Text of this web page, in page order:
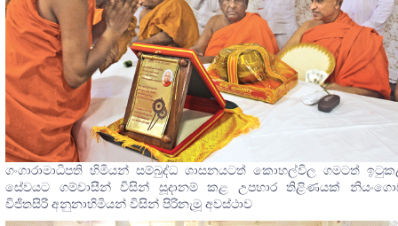
ගංගාරාමාධිපති හිමියන් සම්බුද්ධ ශාසනයටත් කොහල්විල ගමටත්
සේවයට ගම්වාසීන් විසින් සූදානම් කළ උපහාර තිළිණයක්
විජිතසිරි අනුනාහිමියන් විසින් පිරිනැමූ අවස්ථාව